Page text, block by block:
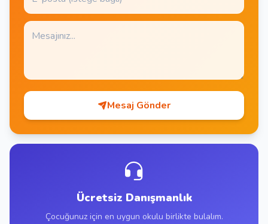
Mesaj Gönder
Ücretsiz Danışmanlık
Çocuğunuz için en uygun okulu birlikte bulalım.